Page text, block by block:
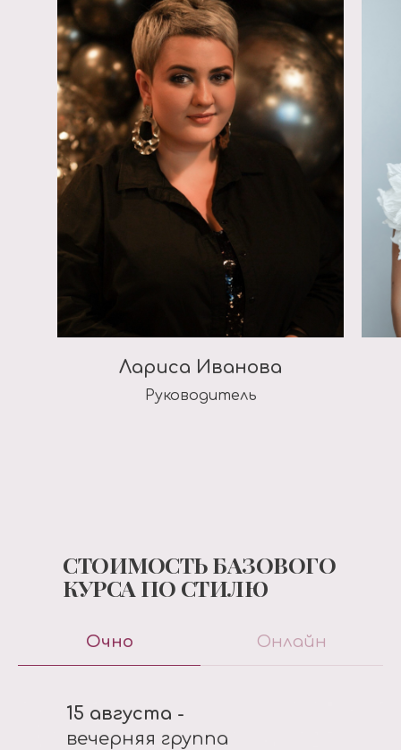
Руководитель
Лариса Иванова
СТОИМОСТЬ БАЗОВОГО
КУРСА ПО СТИЛЮ
Очно Онлайн
15 августа -
вечерняя группа